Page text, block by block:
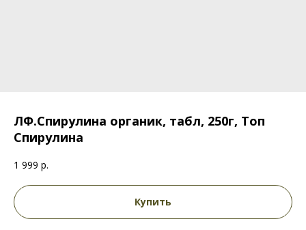
ЛФ.Спирулина органик, табл, 250г, Топ
Спирулина
1 999 р.
Купить